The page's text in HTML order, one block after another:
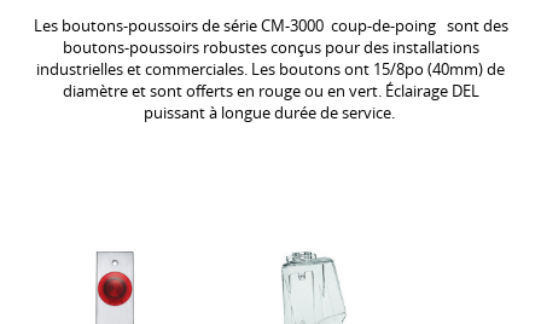
Les boutons-poussoirs de série CM-3000 coup-de-poing sont des
boutons-poussoirs robustes conçus pour des installations
industrielles et commerciales. Les boutons ont 15/8po (40mm) de
diamètre et sont offerts en rouge ou en vert. Éclairage DEL
puissant à longue durée de service.